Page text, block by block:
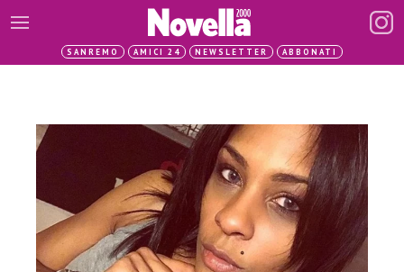
SANREMO AMICI 24 NEWSLETTER ABBONATI